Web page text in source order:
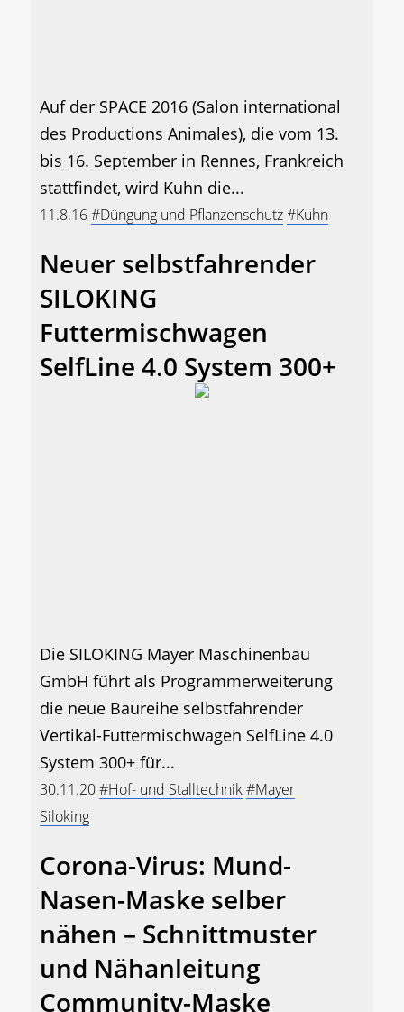
Auf der SPACE 2016 (Salon international
des Productions Animales), die vom 13.
bis 16. September in Rennes, Frankreich
stattfindet, wird Kuhn die...
11.8.16#Düngung und Pflanzenschutz#Kuhn
Neuer selbstfahrender
SILOKING
Futtermischwagen
SelfLine 4.0 System 300+
Die SILOKING Mayer Maschinenbau
GmbH führt als Programmerweiterung
die neue Baureihe selbstfahrender
Vertikal-Futtermischwagen SelfLine 4.0
System 300+ für...
30.11.20#Hof- und Stalltechnik#Mayer
Siloking
Corona-Virus: Mund-
Nasen-Maske selber
nähen – Schnittmuster
und Nähanleitung
Community-Maske